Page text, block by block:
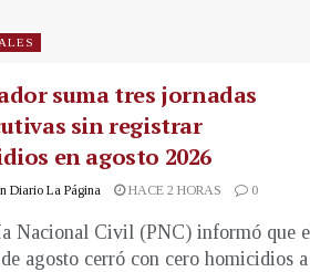
suma tres jornadas
sin registrar
en agosto 2026
Diario La Página HACE 2 HORAS 0
Nacional Civil (PNC) informó que
agosto cerró con cero homicidios a